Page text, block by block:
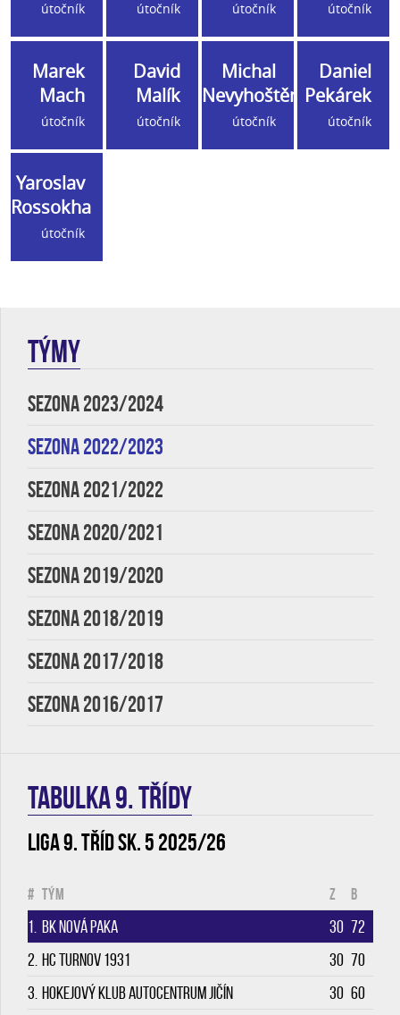
útočník útočník útočník útočník
Marek
Mach
útočník
David
Malík
útočník
Michal
Nevyhoštěný
útočník
Daniel
Pekárek
útočník
Yaroslav
Rossokha
útočník
TÝMY
SEZONA 2023/2024
SEZONA 2022/2023
SEZONA 2021/2022
SEZONA 2020/2021
SEZONA 2019/2020
SEZONA 2018/2019
SEZONA 2017/2018
SEZONA 2016/2017
TABULKA 9. třídy
Liga 9. tříd sk. 5 2025/26
# Tým Z B
1. BK Nová Paka 30 72
2. HC Turnov 1931 30 70
3. Hokejový klub Autocentrum Jičín 30 60